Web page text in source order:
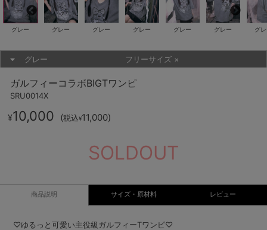
グレー グレー グレー グレー グレー グレー グ
グレー フリーサイズ ×
ガルフィーコラボBIGTワンピ
SRU0014X
¥10,000 (税込¥11,000)
SOLDOUT
商品説明 サイズ・原材料 レビュー
♡ゆるっと可愛い主役級ガルフィーTワンピ♡